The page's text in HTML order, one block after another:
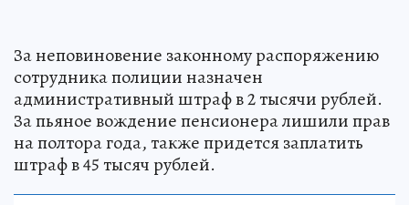
За неповиновение законному распоряжению
сотрудника полиции назначен
административный штраф в 2 тысячи рублей.
За пьяное вождение пенсионера лишили прав
на полтора года, также придется заплатить
штраф в 45 тысяч рублей.